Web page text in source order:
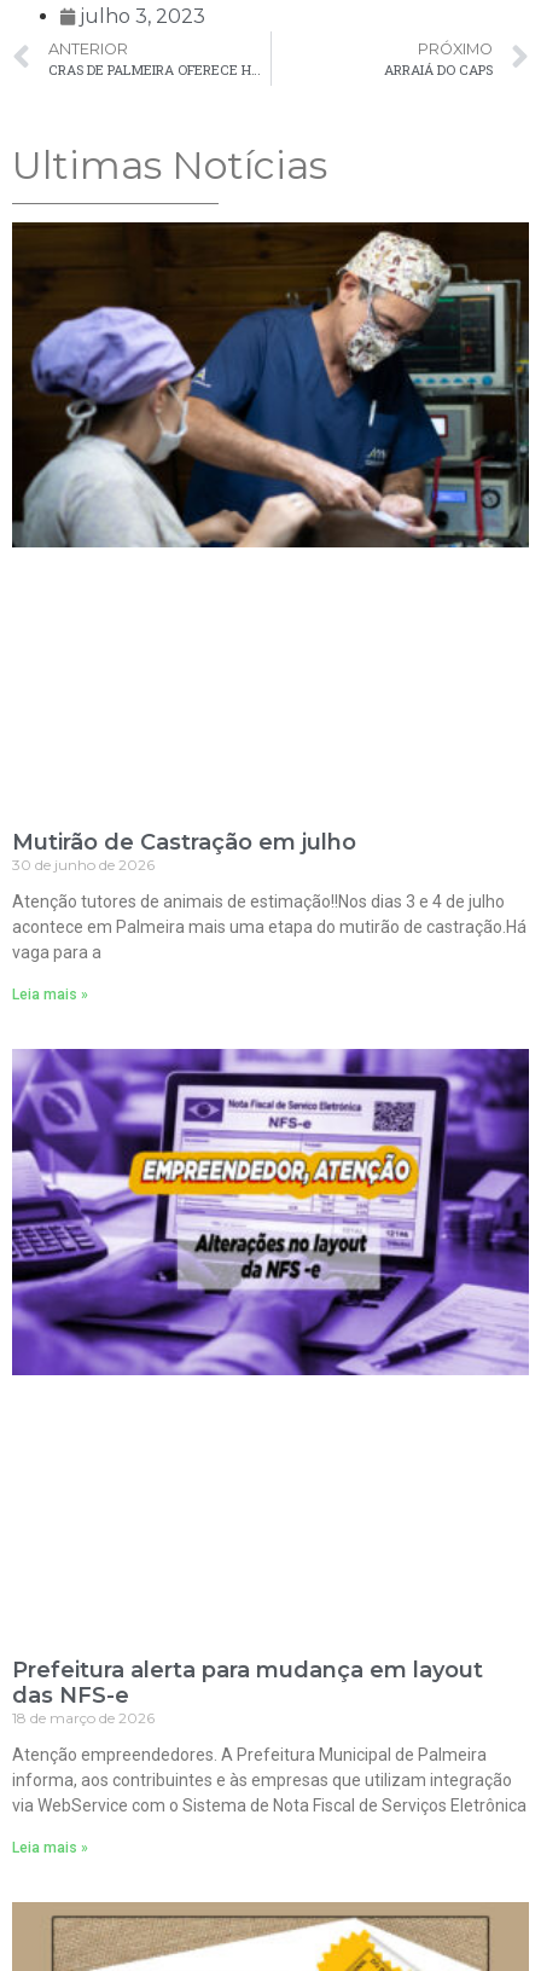
julho 3, 2023
ANTERIOR
PRÓXIMO
ARRAIÁ DO CAPS
Ultimas Notícias
Mutirão de Castração em julho
30 de junho de 2026
Atenção tutores de animais de estimação!!Nos dias 3 e 4 de julho
acontece em Palmeira mais uma etapa do mutirão de castração.Há
vaga para a
Leia mais »
Prefeitura alerta para mudança em layout
das NFS-e
18 de março de 2026
Atenção empreendedores. A Prefeitura Municipal de Palmeira
informa, aos contribuintes e às empresas que utilizam integração
via WebService com o Sistema de Nota Fiscal de Serviços Eletrônica
Leia mais »